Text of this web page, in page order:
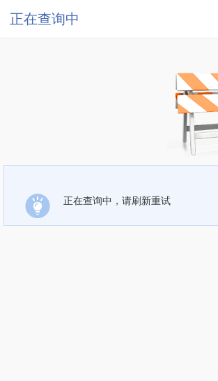
正在查询中
正在查询中，请刷新重试